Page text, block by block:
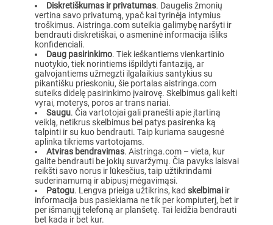
Diskretiškumas ir privatumas. Daugelis žmonių
vertina savo privatumą, ypač kai tyrinėja intymius
troškimus. Aistringa.com suteikia galimybę naršyti ir
bendrauti diskretiškai, o asmeninė informacija išliks
konfidenciali.
Daug pasirinkimo. Tiek ieškantiems vienkartinio
nuotykio, tiek norintiems išpildyti fantaziją, ar
galvojantiems užmegzti ilgalaikius santykius su
pikantišku prieskoniu, šie portalas aistringa.com
suteiks didelę pasirinkimo įvairovę. Skelbimus gali kelti
vyrai, moterys, poros ar trans nariai.
Saugu. Čia vartotojai gali pranešti apie įtartiną
veiklą, netikrus skelbimus bei patys pasirenka ką
talpinti ir su kuo bendrauti. Taip kuriama saugesnė
aplinka tikriems vartotojams.
Atviras bendravimas. Aistringa.com – vieta, kur
galite bendrauti be jokių suvaržymų. Čia pavyks laisvai
reikšti savo norus ir lūkesčius, taip užtikrindami
suderinamumą ir abipusį mėgavimąsi.
Patogu. Lengva prieiga užtikrins, kad skelbimaiir
informacija bus pasiekiama ne tik per kompiuterį, bet ir
per išmanųjį telefoną ar planšetę. Tai leidžia bendrauti
bet kada ir bet kur.